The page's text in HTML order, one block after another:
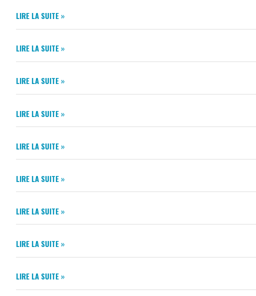
(17430)
BULLETIN
JANVIER
2026
LIRE LA SUITE »
BULLETIN
JUIN
2025
LIRE LA SUITE »
BULLETIN
MUNICIPAL
JANVIER
2025
LIRE LA SUITE »
BULLETIN
MUNICIPAL
SEPTEMBRE
2024
LIRE LA SUITE »
BULLETIN
MUNICIPAL
JANVIER
2024
LIRE LA SUITE »
BULLETIN
MUNICIPAL
SEPTEMBRE
2023
LIRE LA SUITE »
BULLETIN
MUNICIPAL
DÉCEMBRE
2022
LIRE LA SUITE »
BULLETIN
SEPTEMBRE
2022
LIRE LA SUITE »
BDC
LIRE LA SUITE »